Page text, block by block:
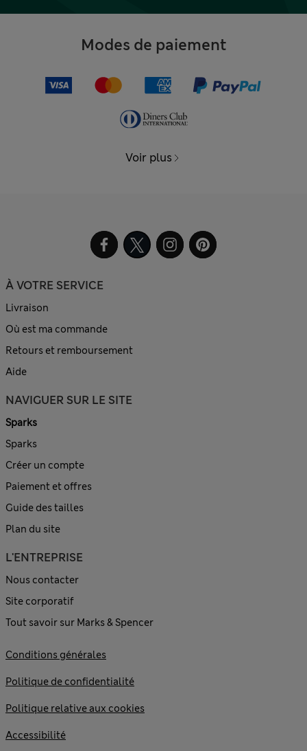
Modes de paiement
Voir plus
À VOTRE SERVICE
Livraison
Où est ma commande
Retours et remboursement
Aide
NAVIGUER SUR LE SITE
Sparks
Sparks
Créer un compte
Paiement et offres
Guide des tailles
Plan du site
L'ENTREPRISE
Nous contacter
Site corporatif
Tout savoir sur Marks & Spencer
Conditions générales
Politique de confidentialité
Politique relative aux cookies
Accessibilité